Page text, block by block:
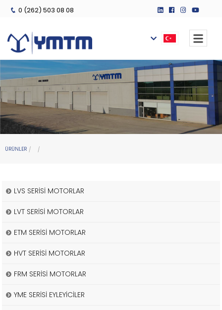
0 (262) 503 08 08
ÜRÜNLER
LVS SERİSİ MOTORLAR
LVT SERİSİ MOTORLAR
ETM SERİSİ MOTORLAR
HVT SERİSİ MOTORLAR
FRM SERİSİ MOTORLAR
YME SERİSİ EYLEYİCİLER